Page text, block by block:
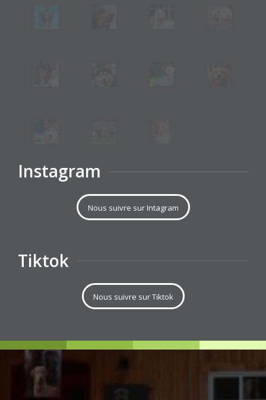
Instagram
Nous suivre sur Intagram
Tiktok
Nous suivre sur Tiktok